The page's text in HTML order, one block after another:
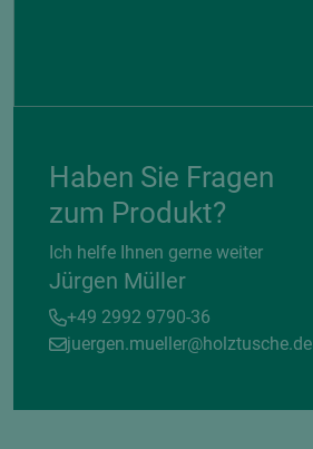
Haben Sie Fragen
zum Produkt?
Ich helfe Ihnen gerne weiter
Jürgen Müller
+49 2992 9790-36
juergen.mueller@holztusche.de